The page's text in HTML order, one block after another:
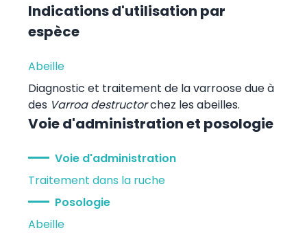
Indications d'utilisation par
espèce
Abeille
Diagnostic et traitement de la varroose due à
des Varroa destructorchez les abeilles.
Voie d'administration et posologie
Voie d'administration
Traitement dans la ruche
Posologie
Abeille